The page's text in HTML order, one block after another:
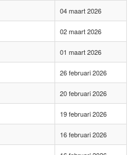
04 maart 2026
02 maart 2026
01 maart 2026
26 februari 2026
20 februari 2026
19 februari 2026
16 februari 2026